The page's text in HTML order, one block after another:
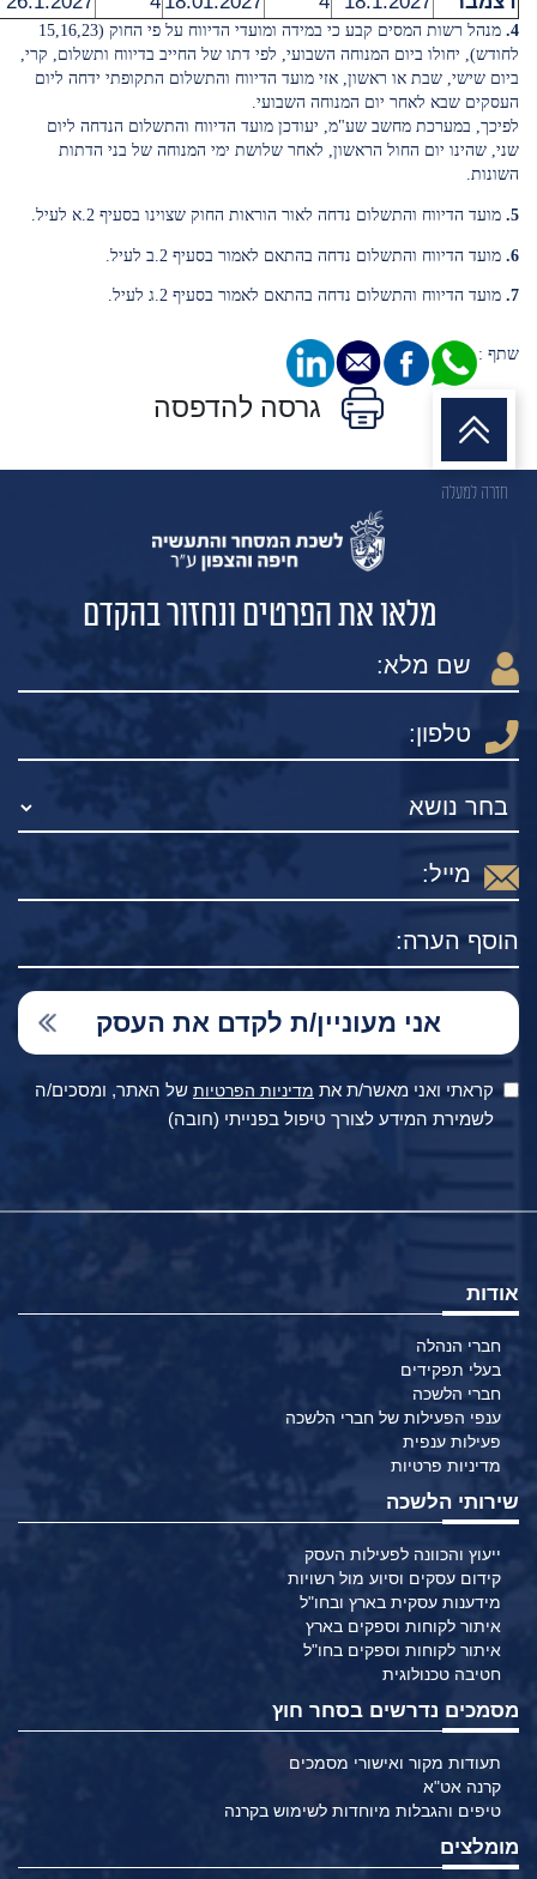
4.
מנהל רשות המסים קבע כי במידה ומועדי הדיווח על פי החוק (15,16,23
לחודש), יחולו ביום המנוחה השבועי, לפי דתו של החייב בדיווח ותשלום, קרי,
ביום שישי, שבת או ראשון, אזי מועד הדיווח והתשלום התקופתי ידחה ליום
העסקים שבא לאחר יום המנוחה השבועי.
לפיכך, במערכת מחשב שע"מ, יעודכן מועד הדיווח והתשלום הנדחה ליום
שני, שהינו יום החול הראשון, לאחר שלושת ימי המנוחה של בני הדתות
השונות.
5. מועד הדיווח והתשלום נדחה לאור הוראות החוק שצוינו בסעיף 2.א לעיל.
6. מועד הדיווח והתשלום נדחה בהתאם לאמור בסעיף 2.ב לעיל.
7. מועד הדיווח והתשלום נדחה בהתאם לאמור בסעיף 2.ג לעיל.
שתף :
גרסה להדפסה
חזרה למעלה
מלאו את הפרטים ונחזור בהקדם
קראתי ואני מאשר/ת את מדיניות הפרטיות של האתר, ומסכים/ה
לשמירת המידע לצורך טיפול בפנייתי (חובה)
אודות
חברי הנהלה
בעלי תפקידים
חברי הלשכה
ענפי הפעילות של חברי הלשכה
פעילות ענפית
מדיניות פרטיות
שירותי הלשכה
ייעוץ והכוונה לפעילות העסק
קידום עסקים וסיוע מול רשויות
מידענות עסקית בארץ ובחו"ל
איתור לקוחות וספקים בארץ
איתור לקוחות וספקים בחו"ל
חטיבה טכנולוגית
מסמכים נדרשים בסחר חוץ
תעודות מקור ואישורי מסמכים
קרנה אט"א
טיפים והגבלות מיוחדות לשימוש בקרנה
מומלצים